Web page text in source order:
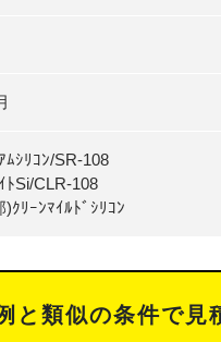
ﾑｼﾘｺﾝ/SR-108
ﾄSi/CLR-108
ｸﾘｰﾝﾏｲﾙﾄﾞｼﾘｺﾝ
と類似の条件で見